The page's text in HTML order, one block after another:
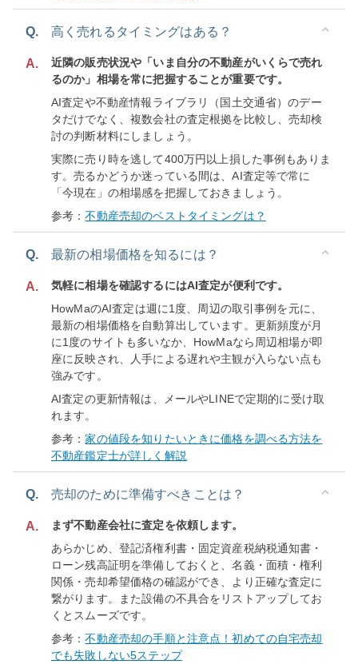
Q. 高く売れるタイミングはある？
A.
近隣の販売状況や「いま自分の不動産がいくらで売れ
るのか」相場を常に把握することが重要です。
AI査定や不動産情報ライブラリ（国土交通省）のデー
タだけでなく、複数会社の査定根拠を比較し、売却検
討の判断材料にしましょう。
実際に売り時を逃して400万円以上損した事例もありま
す。売るかどうか迷っている間は、AI査定等で常に
「今現在」の相場感を把握しておきましょう。
参考：不動産売却のベストタイミングは？
Q. 最新の相場価格を知るには？
A.
気軽に相場を確認するにはAI査定が便利です。
HowMaのAI査定は週に1度、周辺の取引事例を元に、
最新の相場価格を自動算出しています。更新頻度が月
に1度のサイトも多いなか、HowMaなら周辺相場が即
座に反映され、人手による遅れや主観が入らない点も
強みです。
AI査定の更新情報は、メールやLINEで定期的に受け取
れます。
参考：家の値段を知りたいときに価格を調べる方法を
不動産鑑定士が詳しく解説
Q. 売却のために準備すべきことは？
A.
まず不動産会社に査定を依頼します。
あらかじめ、登記済権利書・固定資産税納税通知書・
ローン残高証明を準備しておくと、名義・面積・権利
関係・売却希望価格の確認ができ、より正確な査定に
繋がります。また設備の不具合をリストアップしてお
くとスムーズです。
参考：不動産売却の手順と注意点！初めての自宅売却
でも失敗しない5ステップ